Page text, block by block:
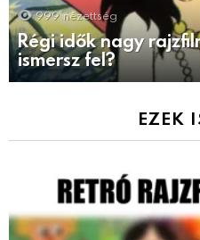
999 nézettség
Régi idők nagy
ismersz fel?
EZEK